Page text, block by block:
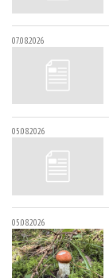
07.08.2026
05.08.2026
05.08.2026